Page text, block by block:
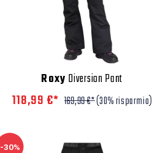
Roxy Diversion Pant
118,99 €* 169,99 €*(30% risparmio)
-30%